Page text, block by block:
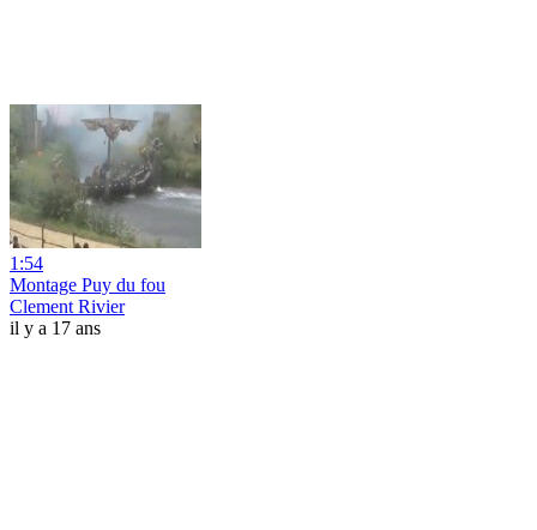
1:54
Montage Puy du fou
Clement Rivier
il y a 17 ans